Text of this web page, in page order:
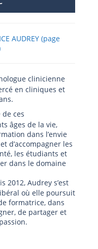
clinicienne
en cliniques et
de ces
âges de la vie,
dans l’envie
d’accompagner les
les étudiants et
dans le domaine
2012, Audrey s’est
où elle poursuit
formatrice, dans
de partager et